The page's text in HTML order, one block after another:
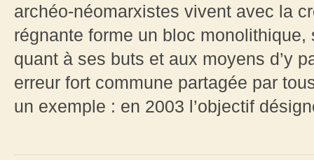
archéo-néomarxistes vivent avec la
régnante forme un bloc
quant à ses buts et aux moyens d’y
erreur fort commune partagée par
un exemple : en 2003 l’objectif